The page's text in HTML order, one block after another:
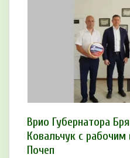
Врио Губернатора
Ковальчук с рабочим
Почеп